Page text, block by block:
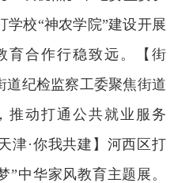
学校“神农学院”建设开展
育合作行稳致远。【街
道纪检监察工委聚焦街道
推动打通公共就业服务
津·你我共建】河西区打
”中华家风教育主题展。